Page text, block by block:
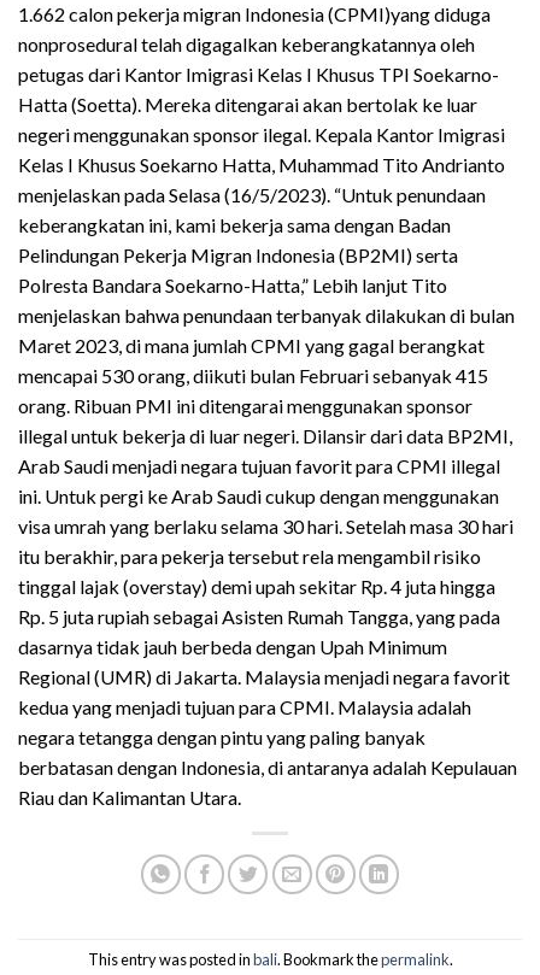
1.662 calon pekerja migran Indonesia (CPMI)yang diduga
nonprosedural telah digagalkan keberangkatannya oleh
petugas dari Kantor Imigrasi Kelas I Khusus TPI Soekarno-
Hatta (Soetta). Mereka ditengarai akan bertolak ke luar
negeri menggunakan sponsor ilegal. Kepala Kantor Imigrasi
Kelas I Khusus Soekarno Hatta, Muhammad Tito Andrianto
menjelaskan pada Selasa (16/5/2023). “Untuk penundaan
keberangkatan ini, kami bekerja sama dengan Badan
Pelindungan Pekerja Migran Indonesia (BP2MI) serta
Polresta Bandara Soekarno-Hatta,” Lebih lanjut Tito
menjelaskan bahwa penundaan terbanyak dilakukan di bulan
Maret 2023, di mana jumlah CPMI yang gagal berangkat
mencapai 530 orang, diikuti bulan Februari sebanyak 415
orang. Ribuan PMI ini ditengarai menggunakan sponsor
illegal untuk bekerja di luar negeri. Dilansir dari data BP2MI,
Arab Saudi menjadi negara tujuan favorit para CPMI illegal
ini. Untuk pergi ke Arab Saudi cukup dengan menggunakan
visa umrah yang berlaku selama 30 hari. Setelah masa 30 hari
itu berakhir, para pekerja tersebut rela mengambil risiko
tinggal lajak (overstay) demi upah sekitar Rp. 4 juta hingga
Rp. 5 juta rupiah sebagai Asisten Rumah Tangga, yang pada
dasarnya tidak jauh berbeda dengan Upah Minimum
Regional (UMR) di Jakarta. Malaysia menjadi negara favorit
kedua yang menjadi tujuan para CPMI. Malaysia adalah
negara tetangga dengan pintu yang paling banyak
berbatasan dengan Indonesia, di antaranya adalah Kepulauan
Riau dan Kalimantan Utara.
This entry was posted inbali. Bookmark thepermalink.